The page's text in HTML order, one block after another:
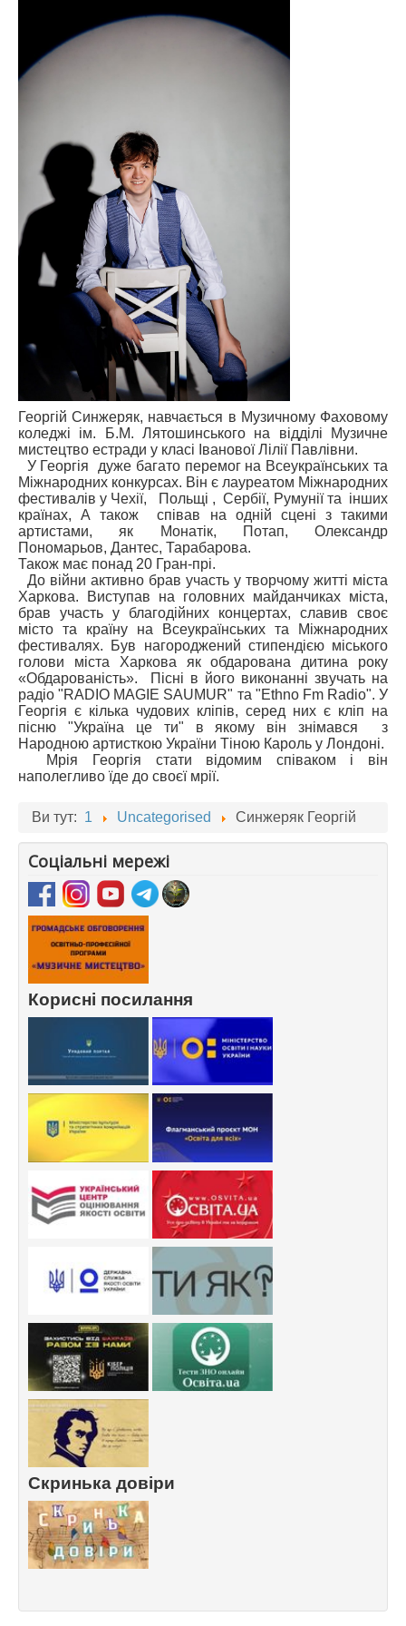
АБІТУРІЄНТУ
СТУДЕНТУ
МИСТЕЦЬКІ ПРОЄКТИ
БІБЛІОТЕКА, ФОНОТЕКА
МИСТЕЦЬКА ШКОЛА ПРИ ХМФК
Георгій Синжеряк, навчається в Музичному Фаховому
коледжі ім. Б.М. Лятошинського на відділі Музичне
мистецтво естради у класі Іванової Лілії Павлівни.
У Георгія дуже багато перемог на Всеукраїнських та
Міжнародних конкурсах. Він є лауреатом Міжнародних
фестивалів у Чехії, Польщі , Сербії, Румунії та інших
країнах, А також співав на одній сцені з такими
артистами, як Монатік, Потап, Олександр
Пономарьов, Дантес, Тарабарова.
Також має понад 20 Гран-прі.
До війни активно брав участь у творчому житті міста
Харкова. Виступав на головних майданчиках міста,
брав участь у благодійних концертах, славив своє
місто та країну на Всеукраїнських та Міжнародних
фестивалях. Був нагороджений стипендією міського
голови міста Харкова як обдарована дитина року
«Обдарованість». Пісні в його виконанні звучать на
радіо "RADIO MAGIE SAUMUR" та "Ethno Fm Radio". У
Георгія є кілька чудових кліпів, серед них є кліп на
пісню "Україна це ти" в якому він знімався з
Народною артисткою України Тіною Кароль у Лондоні.
Мрія Георгія стати відомим співаком і він
наполегливо їде до своєї мрії.
Ви тут: 1 Uncategorised Синжеряк Георгій
Соціальні мережі
Корисні посилання
Скринька довіри